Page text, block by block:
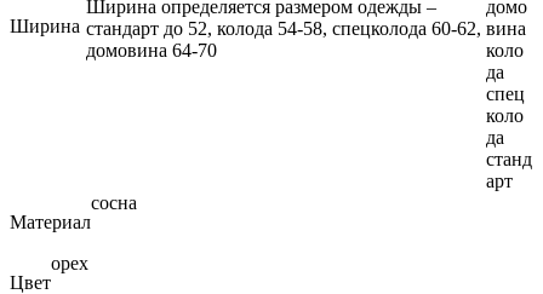
Ширина
Ширина определяется размером одежды –
стандарт до 52, колода 54-58, спецколода 60-62,
домовина 64-70
домо
вина
коло
да
спец
коло
да
станд
арт
Материал
сосна
Цвет
орех